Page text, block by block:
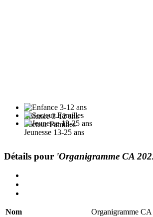
Enfance 3-12 ans
Secteur Familles
Jeunesse 13-25 ans
Détails pour 'Organigramme CA
Nom
Organigramme